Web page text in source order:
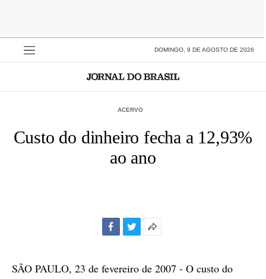
DOMINGO, 9 DE AGOSTO DE 2026
ACERVO
Custo do dinheiro fecha a 12,93%
ao ano
compartilhamento
SÃO PAULO, 23 de fevereiro de 2007 - O custo do